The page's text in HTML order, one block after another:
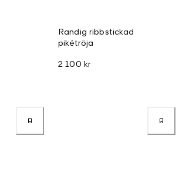
Randig ribbstickad
pikétröja
2 100 kr